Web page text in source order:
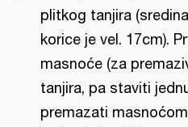
plitkog tanjira
korice je vel. 17cm).
masnoće (za
tanjira, pa staviti
premazati